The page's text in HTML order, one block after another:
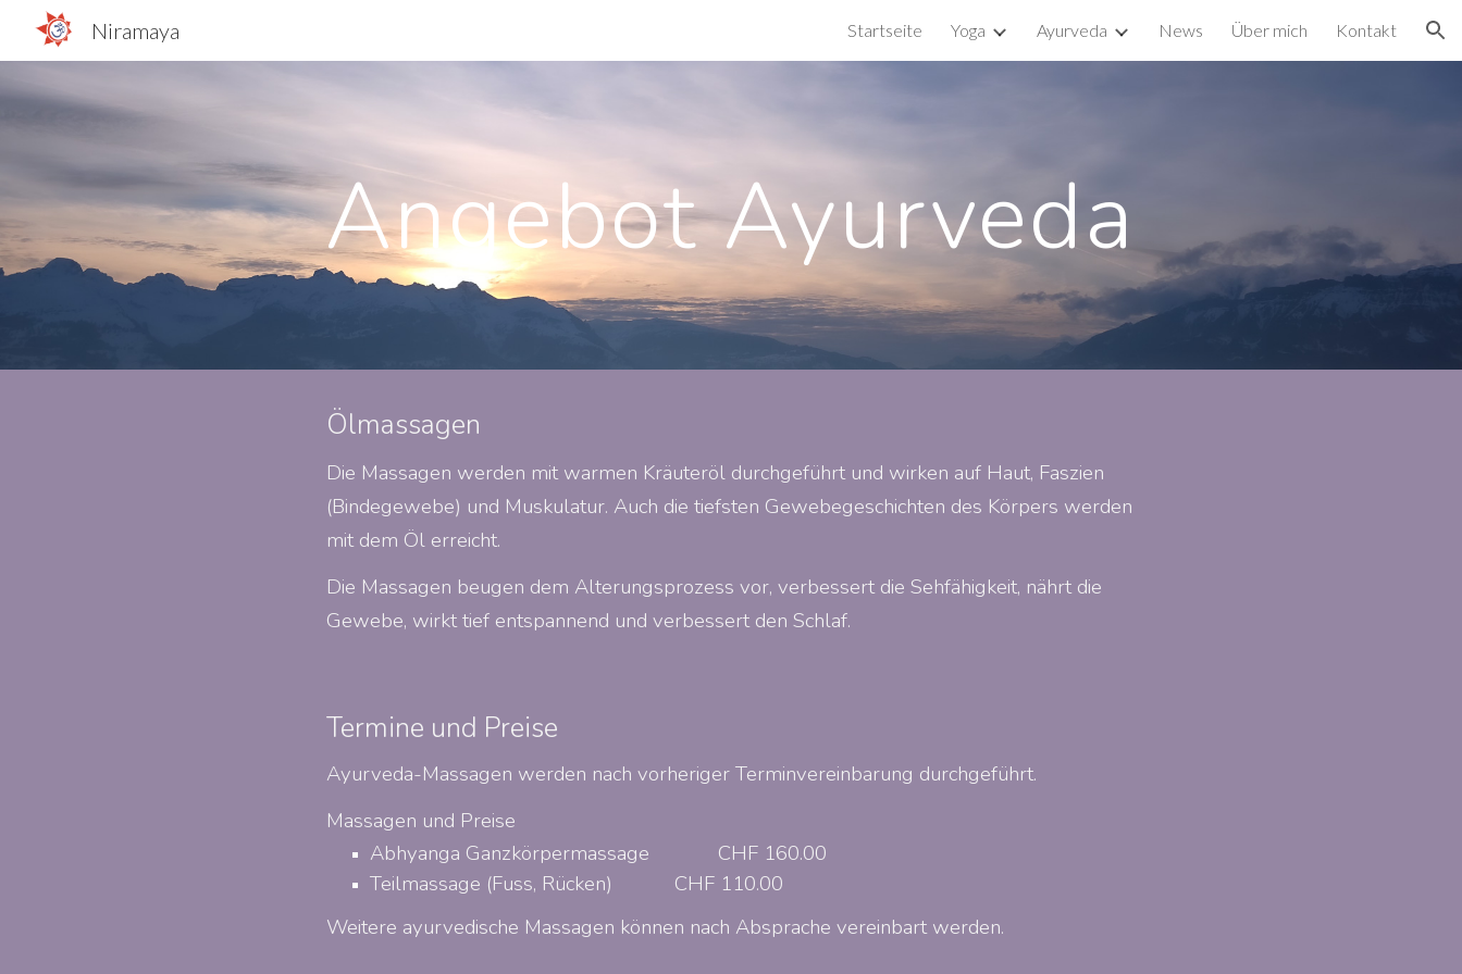
Skip to navigation
Niramaya Startseite Yoga Ayurveda News Über mich Kontakt
AngebotAyurveda
Ölmassagen
Die Massagen werden mit warmen Kräuteröl durchgeführt und wirken auf Haut, Faszien
(Bindegewebe) und Muskulatur. Auch die tiefsten Gewebegeschichten des Körpers werden
mit dem Öl erreicht.
Die Massagen beugen dem Alterungsprozess vor, verbessert die Sehfähigkeit, nährt die
Gewebe, wirkt tief entspannend und verbessert den Schlaf.
Termine und Preise
Ayurveda-Massagen werden nach vorheriger Terminvereinbarung durchgeführt.
Massagen und Preise
Abhyanga Ganzkörpermassage
CHF 160.00
Teilmassage (Fuss, Rücken)
CHF 110.00
Weitere ayurvedische Massagen können nach Absprache vereinbart werden.